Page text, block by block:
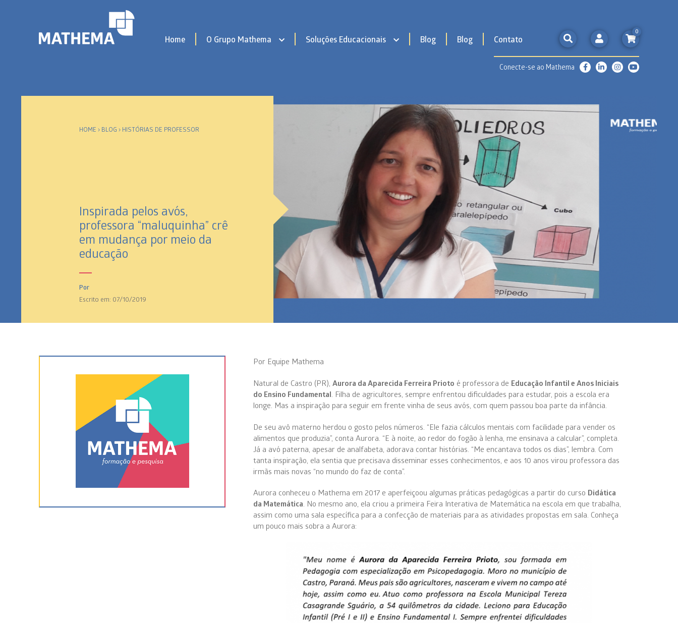
Home O Grupo Mathema Soluções Educacionais Blog Blog Contato
0
Conecte-se ao Mathema
HOME › BLOG › HISTÓRIAS DE PROFESSOR
Inspirada pelos avós,
professora “maluquinha” crê
em mudança por meio da
educação
Por
Escrito em: 07/10/2019
Por Equipe Mathema
Natural de Castro (PR), Aurora da Aparecida Ferreira Prioto é professora de Educação Infantil e Anos Iniciais
do Ensino Fundamental . Filha de agricultores, sempre enfrentou dificuldades para estudar, pois a escola era
longe. Mas a inspiração para seguir em frente vinha de seus avós, com quem passou boa parte da infância.
De seu avô materno herdou o gosto pelos números. “Ele fazia cálculos mentais com facilidade para vender os
alimentos que produzia”, conta Aurora. “E à noite, ao redor do fogão à lenha, me ensinava a calcular”, completa.
Já a avó paterna, apesar de analfabeta, adorava contar histórias. “Me encantava todos os dias”, lembra. Com
tanta inspiração, ela sentia que precisava disseminar esses conhecimentos, e aos 10 anos virou professora das
irmãs mais novas “no mundo do faz de conta”.
Aurora conheceu o Mathema em 2017 e aperfeiçoou algumas práticas pedagógicas a partir do curso Didática
da Matemática. No mesmo ano, ela criou a primeira Feira Interativa de Matemática na escola em que trabalha,
assim como uma sala específica para a confecção de materiais para as atividades propostas em sala. Conheça
um pouco mais sobra a Aurora: